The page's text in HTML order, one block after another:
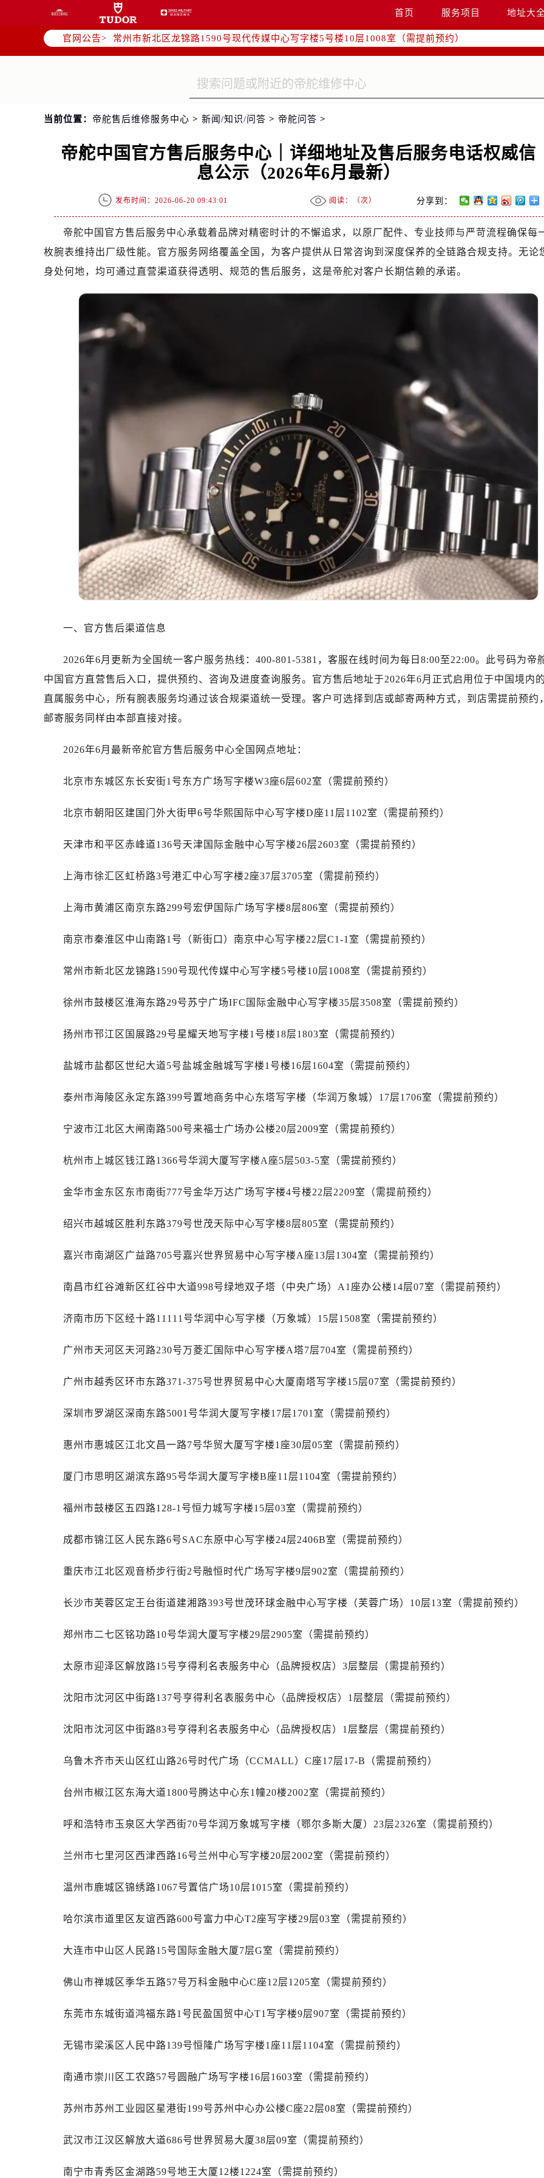
首页 服务项目 地址大
官网公告>
上海市黄浦区南京东路299号宏伊国际广场写字楼8层806室（需提前预约）
南京市秦淮区中山南路1号（新街口）南京中心写字楼22层C1-1室（需提前预约）
常州市新北区龙锦路1590号现代传媒中心写字楼5号楼10层1008室（需提前预约）
徐州市鼓楼区淮海东路29号苏宁广场IFC国际金融中心写字楼35层3508室（需提前预约）
盐城市盐都区世纪大道5号盐城金融城写字楼1号楼16层1604室（需提前预约）
宁波市江北区大闸南路500号来福士广场办公楼20层2009室（需提前预约）
金华市金东区东市南街777号金华万达广场写字楼4号楼22层2209室（需提前预约）
绍兴市越城区胜利东路379号世茂天际中心写字楼8层805室（需提前预约）
南昌市红谷滩新区红谷中大道998号绿地双子塔（中央广场）A1座办公楼14层07室（需提前预约）
济南市历下区经十路11111号华润中心写字楼（万象城）15层1508室（需提前预约）
广州市越秀区环市东路371-375号世界贸易中心大厦南塔写字楼15层07室（需提前预约）
深圳市罗湖区深南东路5001号华润大厦写字楼17层1701室（需提前预约）
惠州市惠城区江北文昌一路7号华贸大厦写字楼1座30层05室（需提前预约）
厦门市思明区湖滨东路95号华润大厦写字楼B座11层1104室（需提前预约）
福州市鼓楼区五四路128-1号恒力城写字楼15层03室（需提前预约）
长沙市芙蓉区定王台街道建湘路393号世茂环球金融中心写字楼（芙蓉广场）10层13室（需提前预约）
郑州市二七区铭功路10号华润大厦写字楼29层2905室（需提前预约）
太原市迎泽区解放路15号亨得利名表服务中心（品牌授权店）3层整层（需提前预约）
沈阳市沈河区中街路137号亨得利名表服务中心（品牌授权店）1层整层（需提前预约）
沈阳市沈河区中街路83号亨得利名表服务中心（品牌授权店）1层整层（需提前预约）
乌鲁木齐市天山区红山路26号时代广场（CCMALL）C座17层17-B（需提前预约）
温州市鹿城区锦绣路1067号置信广场10层1015室（需提前预约）
哈尔滨市道里区友谊西路600号富力中心T2座写字楼29层03室（需提前预约）
大连市中山区人民路15号国际金融大厦7层G室（需提前预约）
佛山市禅城区季华五路57号万科金融中心C座12层1205室（需提前预约）
东莞市东城街道鸿福东路1号民盈国贸中心T1写字楼9层907室（需提前预约）
无锡市梁溪区人民中路139号恒隆广场写字楼1座11层1104室（需提前预约）
南通市崇川区工农路57号圆融广场写字楼16层1603室（需提前预约）
苏州市苏州工业园区星港街199号苏州中心办公楼C座22层08室（需提前预约）
南宁市青秀区金湖路59号地王大厦12楼1224室（需提前预约）
青岛市南区山东路6号华润大厦B座22层04室（需提前预约）
烟台市芝罘区胜利路139号万达金融中心A座907室（需提前预约）
长春市朝阳区西安大路727号中银大厦A座(旺进大厦)18层09室（需提前预约）
昆明市盘龙区北京路928号同德昆明广场写字楼10层06室（需提前预约）
西安市碑林区南关正街88号华侨城长安国际中心E座6楼10室（需提前预约）
台州市椒江区东海大道1800号腾达中心东1幢20楼2002室（需提前预约）
甘肃省兰州市七里河区西津西路16号兰州中心写字楼21层2102室（需提前预约）
黑龙江省大庆市萨尔图区会战大街帝舵售后服务中心（需提前预约）
黑龙江省黑河市爱辉区中央街帝舵售后服务中心（需提前预约）
黑龙江省佳木斯市向阳区长安路帝舵售后服务中心（需提前预约）
黑龙江省七台河市桃山区大同街帝舵售后服务中心（需提前预约）
黑龙江省绥化市北林区新华街与康庄路交叉口帝舵售后服务中心（需提前预约）
吉林省白城市洮北区明仁南街帝舵售后服务中心（需提前预约）
吉林省吉林市船营区河南街帝舵售后服务中心（需提前预约）
吉林省梅河口市新华街道梅河大街帝舵售后服务中心（需提前预约）
吉林省松原市宁江区五环大街帝舵售后服务中心（需提前预约）
吉林省延边市延吉市解放路帝舵售后服务中心（需提前预约）
辽宁省朝阳市双塔区新华路帝舵售后服务中心（需提前预约）
辽宁省抚顺市新抚区东一路帝舵售后服务中心（需提前预约）
辽宁省葫芦岛市连山区中央路帝舵售后服务中心（需提前预约）
辽宁省辽阳市白塔区新运大街帝舵售后服务中心（需提前预约）
辽宁省铁岭市银州区南马路帝舵售后服务中心（需提前预约）
辽宁省沈阳市沈河区中街路137号亨得利名表维修授权店1楼帝舵售后服务中心（需提前预约）
北京市东城区东长安街1号王府井东方广场W3座6层602室帝舵售后服务中心（需提前预约）
内蒙古自治区阿拉善盟市左旗土尔扈特大街帝舵售后服务中心（需提前预约）
内蒙古自治区包头市青山区幸福路甲3号王府井百货名表维修帝舵售后服务中心（需提前预约）
内蒙古自治区鄂尔多斯市东胜区伊金霍洛街帝舵售后服务中心（需提前预约）
内蒙古自治区通辽市科尔沁区明仁大街帝舵售后服务中心（需提前预约）
内蒙古自治区乌兰察布市集宁区恩和大街帝舵售后服务中心（需提前预约）
山西省大同市平城区迎宾街帝舵售后服务中心（需提前预约）
山西省晋中市榆次区顺城街帝舵售后服务中心（需提前预约）
山西省吕梁市离石区永宁中路与建设街交叉口帝舵售后服务中心（需提前预约）
山西省忻州市忻府区和平东街与七一南路交叉口帝舵售后服务中心（需提前预约）
山西省运城市盐湖区河东街帝舵售后服务中心（需提前预约）
山西省太原市迎泽区迎泽街道解放路15号亨得利名表维修授权店3楼帝舵售后服务中心（需提前预约）
安徽省蚌埠市蚌山区淮河路帝舵售后服务中心（需提前预约）
安徽省池州市贵池区长江路帝舵售后服务中心（需提前预约）
安徽省阜阳市颍州区颍州北路帝舵售后服务中心（需提前预约）
安徽省淮南市田家庵区国庆中路帝舵售后服务中心（需提前预约）
安徽省六安市金安区解放中路帝舵售后服务中心（需提前预约）
安徽省宿州市埇桥区人民中路帝舵售后服务中心（需提前预约）
安徽省宣城市宣州区叠嶂西路帝舵售后服务中心（需提前预约）
当前位置： 帝舵售后维修服务中心 > 新闻/知识/问答 > 帝舵问答 >
帝舵中国官方售后服务中心｜详细地址及售后服务电话权威信
息公示（2026年6月最新）
发布时间：2026-06-20 09:43:01 阅读：（次） 分享到：
帝舵中国官方售后服务中心承载着品牌对精密时计的不懈追求，以原厂配件、专业技师与严苛流程确保每
枚腕表维持出厂级性能。官方服务网络覆盖全国，为客户提供从日常咨询到深度保养的全链路合规支持。无论
身处何地，均可通过直营渠道获得透明、规范的售后服务，这是帝舵对客户长期信赖的承诺。
一、官方售后渠道信息
2026年6月更新为全国统一客户服务热线：400-801-5381，客服在线时间为每日8:00至22:00。此号码为帝
中国官方直营售后入口，提供预约、咨询及进度查询服务。官方售后地址于2026年6月正式启用位于中国境内的
直属服务中心，所有腕表服务均通过该合规渠道统一受理。客户可选择到店或邮寄两种方式，到店需提前预约，
邮寄服务同样由本部直接对接。
2026年6月最新帝舵官方售后服务中心全国网点地址：
北京市东城区东长安街1号东方广场写字楼W3座6层602室（需提前预约）
北京市朝阳区建国门外大街甲6号华熙国际中心写字楼D座11层1102室（需提前预约）
天津市和平区赤峰道136号天津国际金融中心写字楼26层2603室（需提前预约）
上海市徐汇区虹桥路3号港汇中心写字楼2座37层3705室（需提前预约）
上海市黄浦区南京东路299号宏伊国际广场写字楼8层806室（需提前预约）
南京市秦淮区中山南路1号（新街口）南京中心写字楼22层C1-1室（需提前预约）
常州市新北区龙锦路1590号现代传媒中心写字楼5号楼10层1008室（需提前预约）
徐州市鼓楼区淮海东路29号苏宁广场IFC国际金融中心写字楼35层3508室（需提前预约）
扬州市邗江区国展路29号星耀天地写字楼1号楼18层1803室（需提前预约）
盐城市盐都区世纪大道5号盐城金融城写字楼1号楼16层1604室（需提前预约）
泰州市海陵区永定东路399号置地商务中心东塔写字楼（华润万象城）17层1706室（需提前预约）
宁波市江北区大闸南路500号来福士广场办公楼20层2009室（需提前预约）
杭州市上城区钱江路1366号华润大厦写字楼A座5层503-5室（需提前预约）
金华市金东区东市南街777号金华万达广场写字楼4号楼22层2209室（需提前预约）
绍兴市越城区胜利东路379号世茂天际中心写字楼8层805室（需提前预约）
嘉兴市南湖区广益路705号嘉兴世界贸易中心写字楼A座13层1304室（需提前预约）
南昌市红谷滩新区红谷中大道998号绿地双子塔（中央广场）A1座办公楼14层07室（需提前预约）
济南市历下区经十路11111号华润中心写字楼（万象城）15层1508室（需提前预约）
广州市天河区天河路230号万菱汇国际中心写字楼A塔7层704室（需提前预约）
广州市越秀区环市东路371-375号世界贸易中心大厦南塔写字楼15层07室（需提前预约）
深圳市罗湖区深南东路5001号华润大厦写字楼17层1701室（需提前预约）
惠州市惠城区江北文昌一路7号华贸大厦写字楼1座30层05室（需提前预约）
厦门市思明区湖滨东路95号华润大厦写字楼B座11层1104室（需提前预约）
福州市鼓楼区五四路128-1号恒力城写字楼15层03室（需提前预约）
成都市锦江区人民东路6号SAC东原中心写字楼24层2406B室（需提前预约）
重庆市江北区观音桥步行街2号融恒时代广场写字楼9层902室（需提前预约）
长沙市芙蓉区定王台街道建湘路393号世茂环球金融中心写字楼（芙蓉广场）10层13室（需提前预约）
郑州市二七区铭功路10号华润大厦写字楼29层2905室（需提前预约）
太原市迎泽区解放路15号亨得利名表服务中心（品牌授权店）3层整层（需提前预约）
沈阳市沈河区中街路137号亨得利名表服务中心（品牌授权店）1层整层（需提前预约）
沈阳市沈河区中街路83号亨得利名表服务中心（品牌授权店）1层整层（需提前预约）
乌鲁木齐市天山区红山路26号时代广场（CCMALL）C座17层17-B（需提前预约）
台州市椒江区东海大道1800号腾达中心东1幢20楼2002室（需提前预约）
呼和浩特市玉泉区大学西街70号华润万象城写字楼（鄂尔多斯大厦）23层2326室（需提前预约）
兰州市七里河区西津西路16号兰州中心写字楼20层2002室（需提前预约）
温州市鹿城区锦绣路1067号置信广场10层1015室（需提前预约）
哈尔滨市道里区友谊西路600号富力中心T2座写字楼29层03室（需提前预约）
大连市中山区人民路15号国际金融大厦7层G室（需提前预约）
佛山市禅城区季华五路57号万科金融中心C座12层1205室（需提前预约）
东莞市东城街道鸿福东路1号民盈国贸中心T1写字楼9层907室（需提前预约）
无锡市梁溪区人民中路139号恒隆广场写字楼1座11层1104室（需提前预约）
南通市崇川区工农路57号圆融广场写字楼16层1603室（需提前预约）
苏州市苏州工业园区星港街199号苏州中心办公楼C座22层08室（需提前预约）
武汉市江汉区解放大道686号世界贸易大厦38层09室（需提前预约）
南宁市青秀区金湖路59号地王大厦12楼1224室（需提前预约）